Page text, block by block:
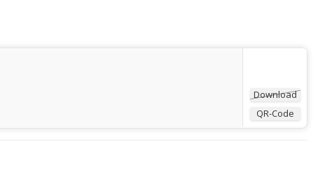
Download
QR-Code